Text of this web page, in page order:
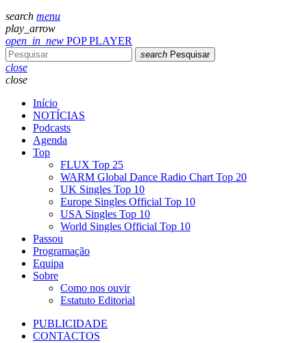
search menu
play_arrow
open_in_new POP PLAYER
search Pesquisar
close
close
Início
NOTÍCIAS
Podcasts
Agenda
Top
FLUX Top 25
WARM Global Dance Radio Chart Top 20
UK Singles Top 10
Europe Singles Official Top 10
USA Singles Top 10
World Singles Official Top 10
Passou
Programação
Equipa
Sobre
Como nos ouvir
Estatuto Editorial
PUBLICIDADE
CONTACTOS